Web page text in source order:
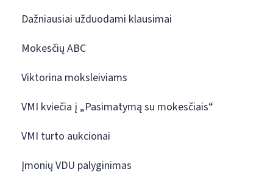
Dažniausiai užduodami klausimai
Mokesčių ABC
Viktorina moksleiviams
VMI kviečia į „Pasimatymą su mokesčiais“
VMI turto aukcionai
Įmonių VDU palyginimas